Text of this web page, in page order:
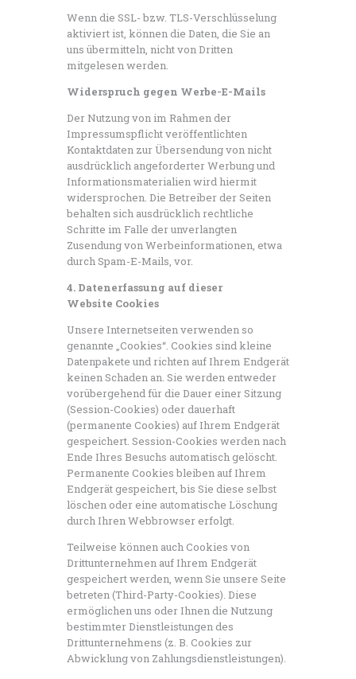
Wenn die SSL- bzw. TLS-Verschlüsselung
aktiviert ist, können die Daten, die Sie an
uns übermitteln, nicht von Dritten
mitgelesen werden.
Widerspruch gegen Werbe-E-Mails
Der Nutzung von im Rahmen der
Impressumspflicht veröffentlichten
Kontaktdaten zur Übersendung von nicht
ausdrücklich angeforderter Werbung und
Informationsmaterialien wird hiermit
widersprochen. Die Betreiber der Seiten
behalten sich ausdrücklich rechtliche
Schritte im Falle der unverlangten
Zusendung von Werbeinformationen, etwa
durch Spam-E-Mails, vor.
4. Datenerfassung auf dieser
Website Cookies
Unsere Internetseiten verwenden so
genannte „Cookies“. Cookies sind kleine
Datenpakete und richten auf Ihrem Endgerät
keinen Schaden an. Sie werden entweder
vorübergehend für die Dauer einer Sitzung
(Session-Cookies) oder dauerhaft
(permanente Cookies) auf Ihrem Endgerät
gespeichert. Session-Cookies werden nach
Ende Ihres Besuchs automatisch gelöscht.
Permanente Cookies bleiben auf Ihrem
Endgerät gespeichert, bis Sie diese selbst
löschen oder eine automatische Löschung
durch Ihren Webbrowser erfolgt.
Teilweise können auch Cookies von
Drittunternehmen auf Ihrem Endgerät
gespeichert werden, wenn Sie unsere Seite
betreten (Third-Party-Cookies). Diese
ermöglichen uns oder Ihnen die Nutzung
bestimmter Dienstleistungen des
Drittunternehmens (z. B. Cookies zur
Abwicklung von Zahlungsdienstleistungen).